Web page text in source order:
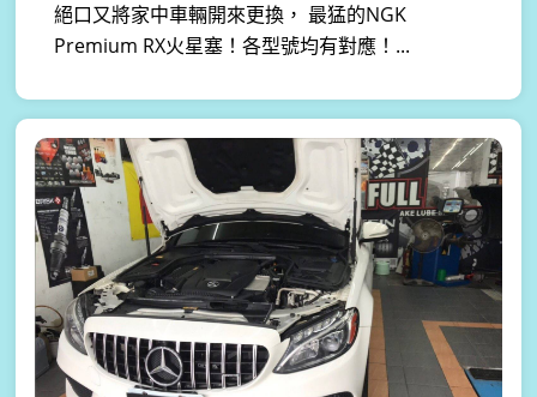
絕口又將家中車輛開來更換， 最猛的NGK
Premium RX火星塞！各型號均有對應！...